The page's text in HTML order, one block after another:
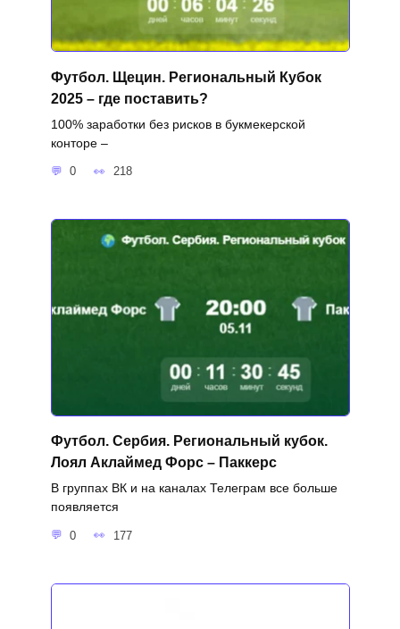
Футбол. Щецин. Региональный Кубок
2025 – где поставить?
100% заработки без рисков в букмекерской
конторе –
0 218
Футбол. Сербия. Региональный кубок.
Лоял Аклаймед Форс – Паккерс
В группах ВК и на каналах Телеграм все больше
появляется
0 177